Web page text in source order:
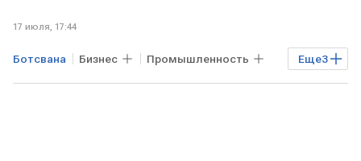
17 июля, 17:44
Еще3
Ботсвана Бизнес Промышленность
АНГОЛА НАМИБИЯ De Beers